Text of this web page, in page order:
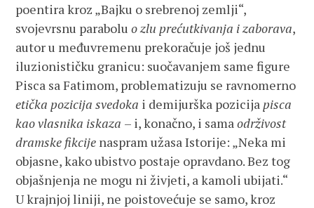
poentira kroz „Bajku o srebrenoj zemlji“,
svojevrsnu paraboluo zlu prećutkivanja i zaborava,
autor u međuvremenu prekoračuje još jednu
iluzionističku granicu: suočavanjem same figure
Pisca sa Fatimom, problematizuju se ravnomerno
etička pozicija svedoka i demijurška pozicija pisca
kao vlasnika iskaza – i, konačno, i samaodrživost
dramske fikcije naspram užasa Istorije: „Neka mi
objasne, kako ubistvo postaje opravdano. Bez tog
objašnjenja ne mogu ni živjeti, a kamoli ubijati.“
U krajnjoj liniji, ne poistovećuje se samo, kroz